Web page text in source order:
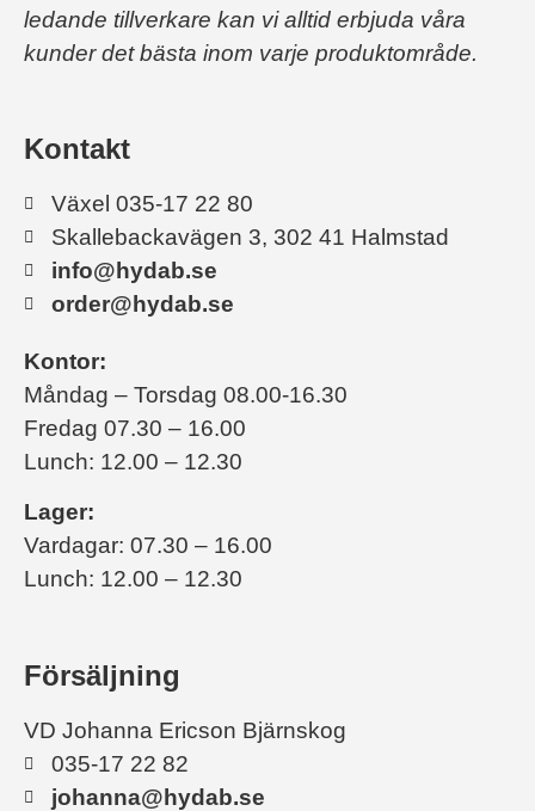
ledande tillverkare kan vi alltid erbjuda våra
kunder det bästa inom varje produktområde.
Kontakt
Växel 035-17 22 80
Skallebackavägen 3, 302 41 Halmstad
info@hydab.se
order@hydab.se
Kontor:
Måndag – Torsdag 08.00-16.30
Fredag 07.30 – 16.00
Lunch: 12.00 – 12.30
Lager:
Vardagar: 07.30 – 16.00
Lunch: 12.00 – 12.30
Försäljning
VD Johanna Ericson Bjärnskog
035-17 22 82
johanna@hydab.se